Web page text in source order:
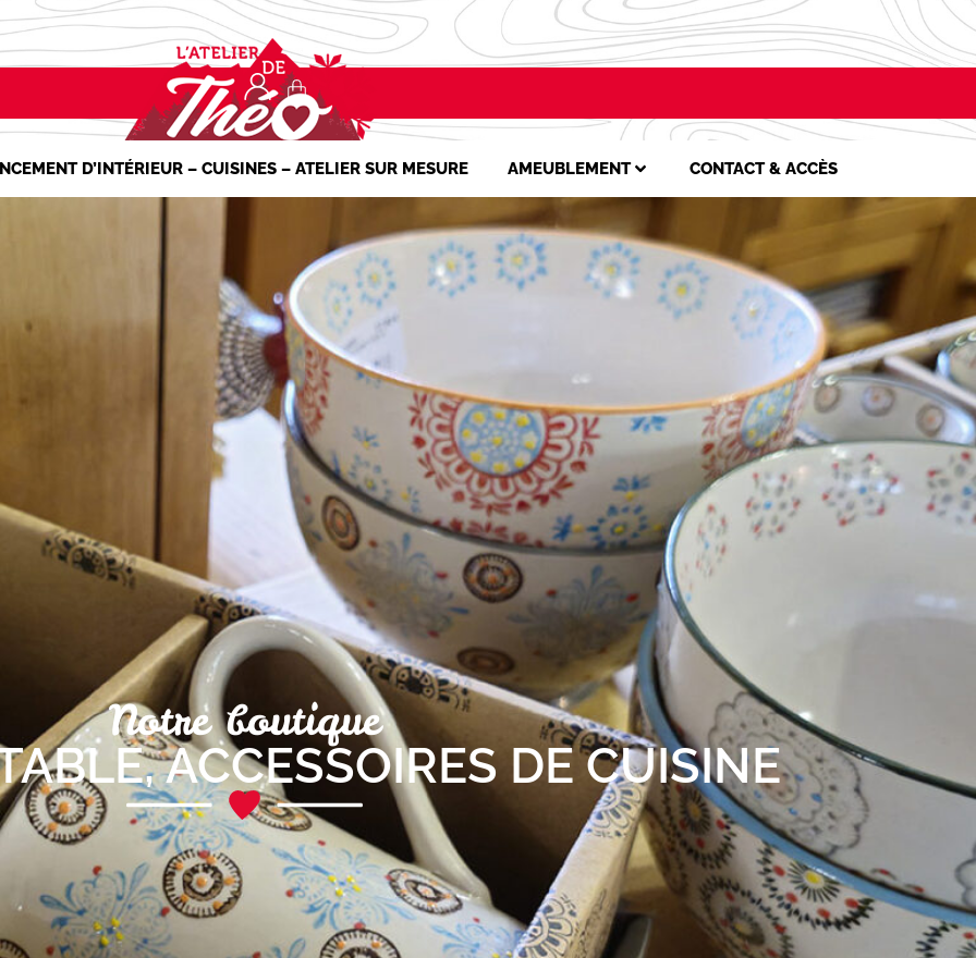
D’INTÉRIEUR – CUISINES – ATELIER SUR MESURE AMEUBLEMENT CONTACT & ACCÈS
Notre boutique
,ACCESSOIRES DE CUISINE